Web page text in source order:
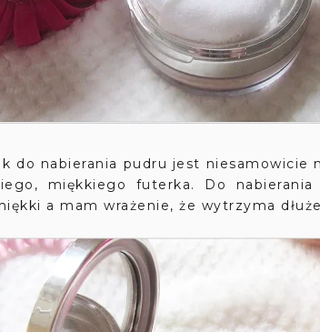
do nabierania pudru jest niesamowicie
miękkiego futerka. Do
a mam wrażenie, że wytrzyma